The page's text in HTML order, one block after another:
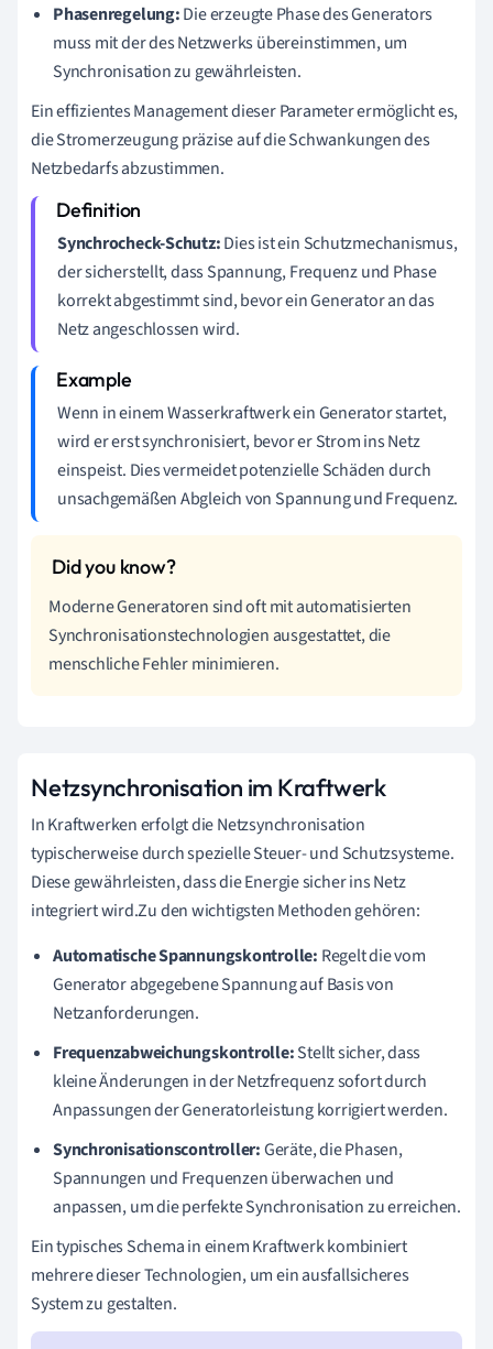
Phasenregelung:Die erzeugte Phase des Generators
muss mit der des Netzwerks übereinstimmen, um
Synchronisation zu gewährleisten.
Ein effizientes Management dieser Parameter ermöglicht es,
die Stromerzeugung präzise auf die Schwankungen des
Netzbedarfs abzustimmen.
Synchrocheck-Schutz:Dies ist ein Schutzmechanismus,
der sicherstellt, dass Spannung, Frequenz und Phase
korrekt abgestimmt sind, bevor ein Generator an das
Netz angeschlossen wird.
Wenn in einem Wasserkraftwerk ein Generator startet,
wird er erst synchronisiert, bevor er Strom ins Netz
einspeist. Dies vermeidet potenzielle Schäden durch
unsachgemäßen Abgleich von Spannung und Frequenz.
Moderne Generatoren sind oft mit automatisierten
Synchronisationstechnologien ausgestattet, die
menschliche Fehler minimieren.
Netzsynchronisation im Kraftwerk
In Kraftwerken erfolgt die Netzsynchronisation
typischerweise durch spezielle Steuer- und Schutzsysteme.
Diese gewährleisten, dass die Energie sicher ins Netz
integriert wird.Zu den wichtigsten Methoden gehören:
Automatische Spannungskontrolle: Regelt die vom
Generator abgegebene Spannung auf Basis von
Netzanforderungen.
Frequenzabweichungskontrolle:Stellt sicher, dass
kleine Änderungen in der Netzfrequenz sofort durch
Anpassungen der Generatorleistung korrigiert werden.
Synchronisationscontroller:Geräte, die Phasen,
Spannungen und Frequenzen überwachen und
anpassen, um die perfekte Synchronisation zu erreichen.
Ein typisches Schema in einem Kraftwerk kombiniert
mehrere dieser Technologien, um ein ausfallsicheres
System zu gestalten.